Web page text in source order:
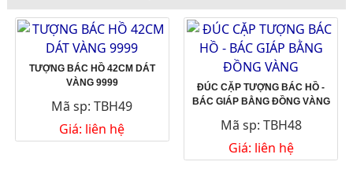
TƯỢNG BÁC HỒ 42CM DÁT
VÀNG 9999
Mã sp: TBH49
Giá: liên hệ
ĐÚC CẶP TƯỢNG BÁC HỒ -
BÁC GIÁP BẰNG ĐỒNG VÀNG
Mã sp: TBH48
Giá: liên hệ